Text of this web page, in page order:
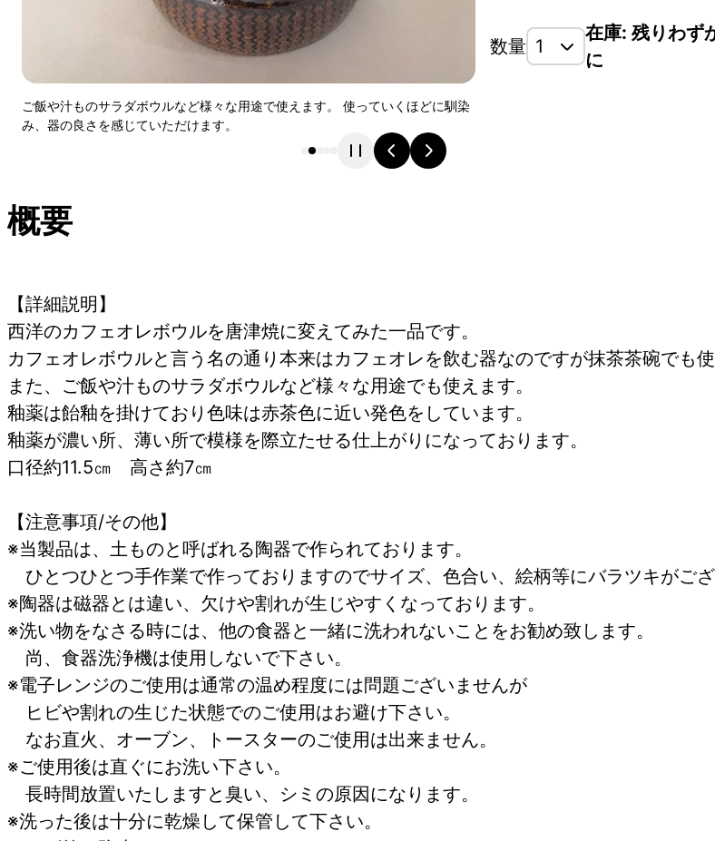
ご飯や汁ものサラダボウルなど様々な用途で使えます。 使っていくほどに馴染
み、器の良さを感じていただけます。
数量
在庫: 残りわず
に
概要
【詳細説明】
西洋のカフェオレボウルを唐津焼に変えてみた一品です。
カフェオレボウルと言う名の通り本来はカフェオレを飲む器なのですが抹茶茶碗でも使
また、ご飯や汁ものサラダボウルなど様々な用途でも使えます。
釉薬は飴釉を掛けており色味は赤茶色に近い発色をしています。
釉薬が濃い所、薄い所で模様を際立たせる仕上がりになっております。
口径約11.5㎝ 高さ約7㎝
【注意事項/その他】
※当製品は、土ものと呼ばれる陶器で作られております。
ひとつひとつ手作業で作っておりますのでサイズ、色合い、絵柄等にバラツキがござ
※陶器は磁器とは違い、欠けや割れが生じやすくなっております。
※洗い物をなさる時には、他の食器と一緒に洗われないことをお勧め致します。
尚、食器洗浄機は使用しないで下さい。
※電子レンジのご使用は通常の温め程度には問題ございませんが
ヒビや割れの生じた状態でのご使用はお避け下さい。
なお直火、オーブン、トースターのご使用は出来ません。
※ご使用後は直ぐにお洗い下さい。
長時間放置いたしますと臭い、シミの原因になります。
※洗った後は十分に乾燥して保管して下さい。